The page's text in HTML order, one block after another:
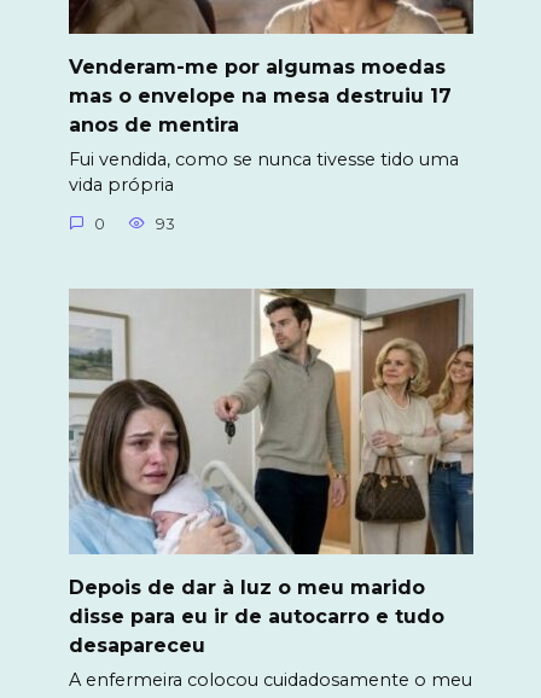
Venderam-me por algumas moedas
mas o envelope na mesa destruiu 17
anos de mentira
Fui vendida, como se nunca tivesse tido uma
vida própria
0 93
Depois de dar à luz o meu marido
disse para eu ir de autocarro e tudo
desapareceu
A enfermeira colocou cuidadosamente o meu